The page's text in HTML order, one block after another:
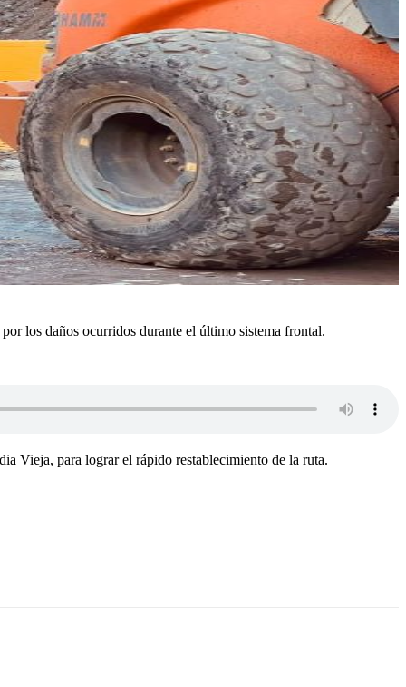
los daños ocurridos durante el último sistema frontal.
Vieja, para lograr el rápido restablecimiento de la ruta.